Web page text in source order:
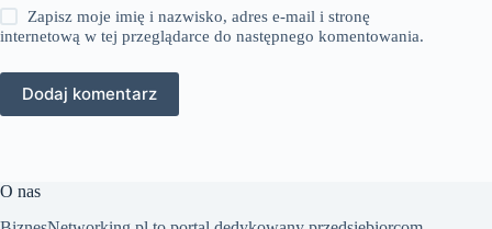
Zapisz moje imię i nazwisko, adres e-mail i stronę
internetową w tej przeglądarce do następnego komentowania.
Dodaj komentarz
O nas